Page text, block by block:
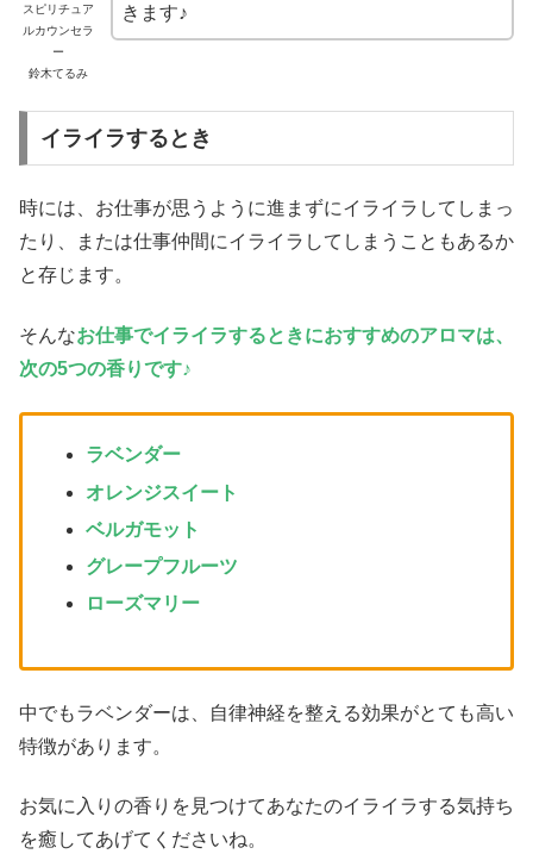
スピリチュア
ルカウンセラ
ー
鈴木てるみ
きます♪
イライラするとき
時には、お仕事が思うように進まずにイライラしてしまっ
たり、または仕事仲間にイライラしてしまうこともあるか
と存じます。
そんなお仕事でイライラするときにおすすめのアロマは、
次の5つの香りです♪
ラベンダー
オレンジスイート
ベルガモット
グレープフルーツ
ローズマリー
中でもラベンダーは、自律神経を整える効果がとても高い
特徴があります。
お気に入りの香りを見つけてあなたのイライラする気持ち
を癒してあげてくださいね。